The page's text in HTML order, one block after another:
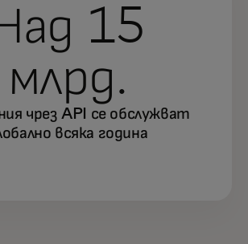
15
млрд.
чрез API се обслужват
всяка година